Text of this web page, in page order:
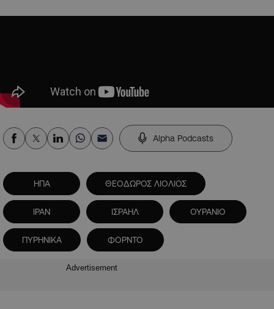
Alpha Podcasts
ΗΠΑ ΘΕΟΔΩΡΟΣ ΛΙΟΛΙΟΣ
ΙΡΑΝ ΙΣΡΑΗΛ ΟΥΡΑΝΙΟ
ΠΥΡΗΝΙΚΑ ΦΟΡΝΤΟ
Advertisement